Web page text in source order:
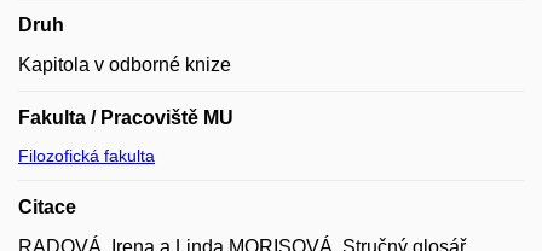
Druh
Kapitola v odborné knize
Fakulta / Pracoviště MU
Filozofická fakulta
Citace
RADOVÁ, Irena a Linda MORISOVÁ. Stručný glosář